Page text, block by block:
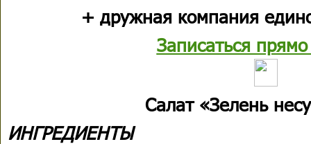
+ дружная компания
Записаться
Салат «Зелень
ИНГРЕДИЕНТЫ